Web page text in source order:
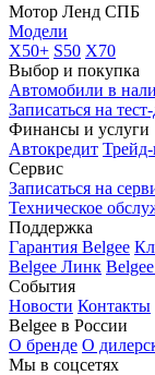
Мотор Ленд СПБ
Модели
X50+ S50 X70
Выбор и покупка
Автомобили в
Записаться на
Финансы и услуги
Автокредит
Сервис
Записаться на
Техническое
Поддержка
Гарантия Belgee
Belgee Линк
События
Новости Контакты
Belgee в России
О бренде О
Мы в соцсетях